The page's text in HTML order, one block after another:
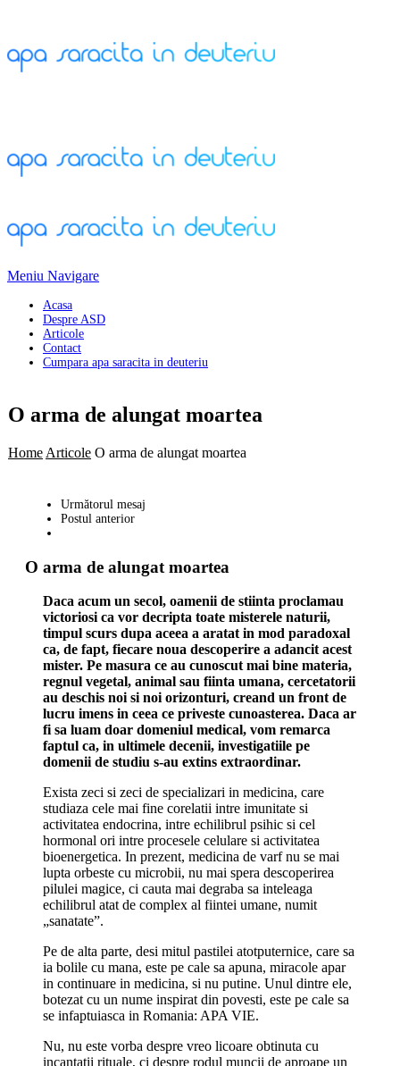
Meniu Navigare
Acasa
Despre ASD
Articole
Contact
Cumpara apa saracita in deuteriu
O arma de alungat moartea
Home Articole O arma de alungat moartea
Următorul mesaj
Postul anterior
O arma de alungat moartea
Daca acum un secol, oamenii de stiinta proclamau
victoriosi ca vor decripta toate misterele naturii,
timpul scurs dupa aceea a aratat in mod paradoxal
ca, de fapt, fiecare noua descoperire a adancit acest
mister. Pe masura ce au cunoscut mai bine materia,
regnul vegetal, animal sau fiinta umana, cercetatorii
au deschis noi si noi orizonturi, creand un front de
lucru imens in ceea ce priveste cunoasterea. Daca ar
fi sa luam doar domeniul medical, vom remarca
faptul ca, in ultimele decenii, investigatiile pe
domenii de studiu s-au extins extraordinar.
Exista zeci si zeci de specializari in medicina, care
studiaza cele mai fine corelatii intre imunitate si
activitatea endocrina, intre echilibrul psihic si cel
hormonal ori intre procesele celulare si activitatea
bioenergetica. In prezent, medicina de varf nu se mai
lupta orbeste cu microbii, nu mai spera descoperirea
pilulei magice, ci cauta mai degraba sa inteleaga
echilibrul atat de complex al fiintei umane, numit
„sanatate”.
Pe de alta parte, desi mitul pastilei atotputernice, care sa
ia bolile cu mana, este pe cale sa apuna, miracole apar
in continuare in medicina, si nu putine. Unul dintre ele,
botezat cu un nume inspirat din povesti, este pe cale sa
se infaptuiasca in Romania: APA VIE.
Nu, nu este vorba despre vreo licoare obtinuta cu
incantatii rituale, ci despre rodul muncii de aproape un